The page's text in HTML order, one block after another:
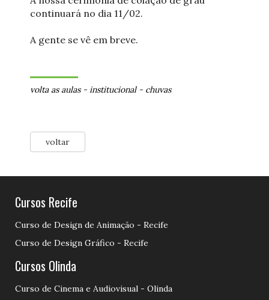
continuará no dia 11/02.
A gente se vê em breve.
volta as aulas- institucional- chuvas
voltar
Cursos Recife
Curso de Design de Animação - Recife
Curso de Design Gráfico - Recife
Cursos Olinda
Curso de Cinema e Audiovisual - Olinda